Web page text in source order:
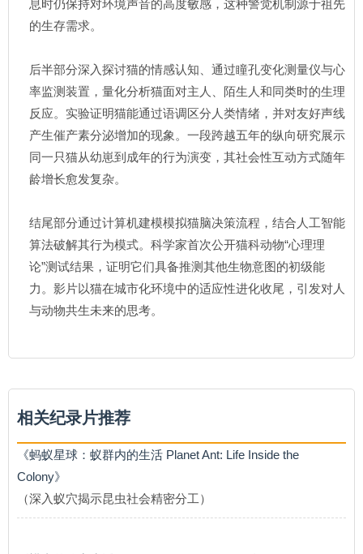
息时仍保持对环境声音的高度敏感，这种警觉机制源于祖先
的生存需求。
后半部分深入探讨猫的情感认知、通过瞳孔变化测量仪与心
率监测装置，量化分析猫面对主人、陌生人和同类时的生理
反应。实验证明猫能通过语调区分人类情绪，并对友好声线
产生催产素分泌增加的现象。一段跨越五年的纵向研究展示
同一只猫从幼崽到成年的行为演变，其社会性互动方式随年
龄增长愈发复杂。
结尾部分通过计算机建模模拟猫脑决策流程，结合人工智能
算法破解其行为模式。科学家首次公开猫科动物“心理理
论”测试结果，证明它们具备推测其他生物意图的初级能
力。影片以猫在城市化环境中的适应性进化收尾，引发对人
与动物共生未来的思考。
相关纪录片推荐
《蚂蚁星球：蚁群内的生活 Planet Ant: Life Inside the
Colony》
（深入蚁穴揭示昆虫社会精密分工）